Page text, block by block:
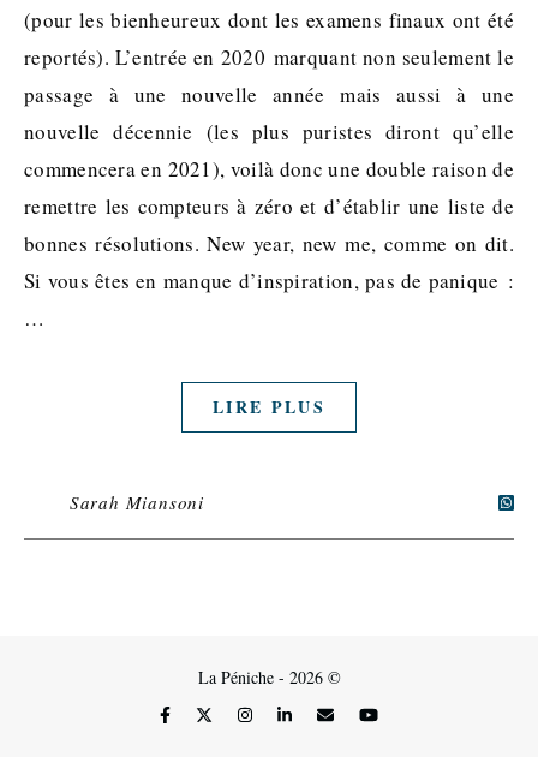
(pour les bienheureux dont les examens finaux ont été
reportés). L’entrée en 2020 marquant non seulement le
passage à une nouvelle année mais aussi à une
nouvelle décennie (les plus puristes diront qu’elle
commencera en 2021), voilà donc une double raison de
remettre les compteurs à zéro et d’établir une liste de
bonnes résolutions. New year, new me, comme on dit.
Si vous êtes en manque d’inspiration, pas de panique :
…
LIRE PLUS
Sarah Miansoni
La Péniche - 2026 ©